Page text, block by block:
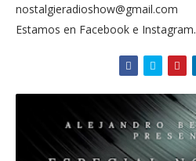
nostalgieradioshow@gmail.com
Estamos en Facebook e Instagram.